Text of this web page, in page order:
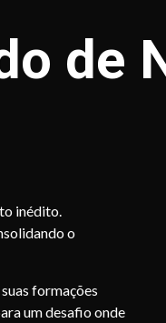
de
inédito.
o
formações
um desafio onde